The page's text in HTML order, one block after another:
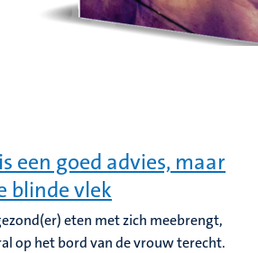
een goed advies, maar
blinde vlek
eten met zich meebrengt,
op het bord van de vrouw terecht.